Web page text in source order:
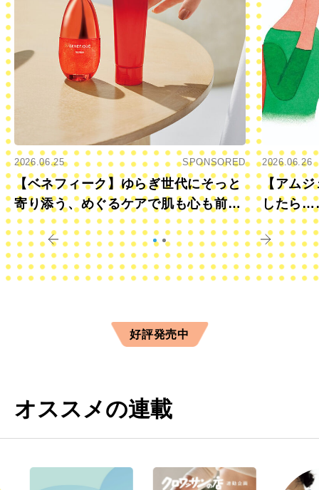
2026.06.25 SPONSORED
【ベネフィーク】ゆらぎ世代にそっと
寄り添う、めぐるケアで肌も心も前向
きに
2026.06.26
【アムジ
したら
すか？
好評発売中
オススメの連載